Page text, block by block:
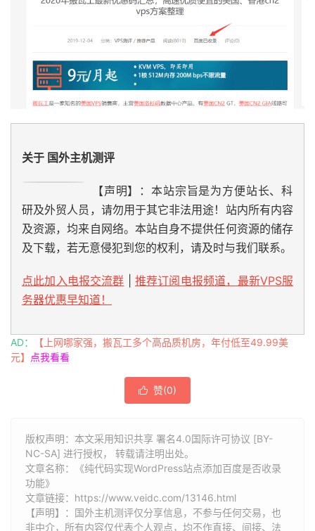
关于 国外主机测评
【声明】：本站宗旨是为方便站长、科
研及外贸人员，请勿用于其它非法用途！站内所有内容
及资源，均来自网络。本站自身不提供任何资源的储存
及下载，若无意侵犯到您的权利，请及时与我们联系。
点此加入电报交流群
推荐订阅电报频道，最新VPS服
务器优惠早知道！
AD：
【上网哪家强，搬瓦工多个高品质机房，年付低至49.99美
元】
点我看看
 赞(0)
版权声明：本文采用知识共享 署名4.0国际许可协议 [BY-
NC-SA] 进行授权， 转载请注明出处。
文章名称：《纯代码实现WordPress站点添加百度是否收录
功能》
文章链接： https://www.veidc.com/13146.html
【声明】：国外主机测评仅分享信息，不参与任何交易，也
非中介，所有内容仅代表个人观点，均不作直接、间接、法